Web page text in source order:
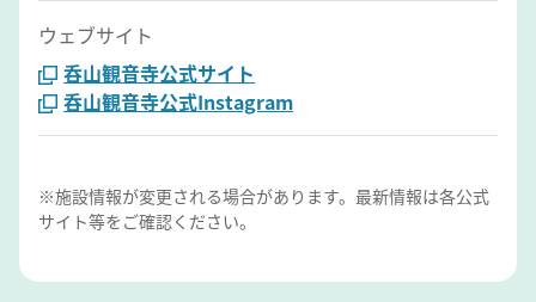
ウェブサイト
呑山観音寺公式サイト
呑山観音寺公式Instagram
※施設情報が変更される場合があります。最新情報は各公式
サイト等をご確認ください。